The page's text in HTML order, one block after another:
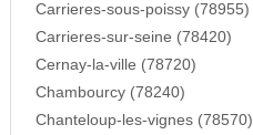
Carrieres-sous-poissy (78955)
Carrieres-sur-seine (78420)
Cernay-la-ville (78720)
Chambourcy (78240)
Chanteloup-les-vignes (78570)